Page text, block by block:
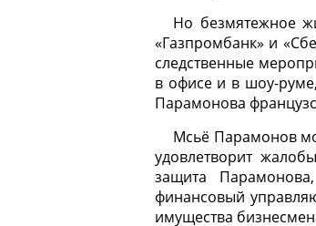
Но безмятежное
«Газпромбанк» и
следственные
в офисе и в шоу-
Парамонова
Мсьё Парамонов
удовлетворит
защита
финансовый
имущества